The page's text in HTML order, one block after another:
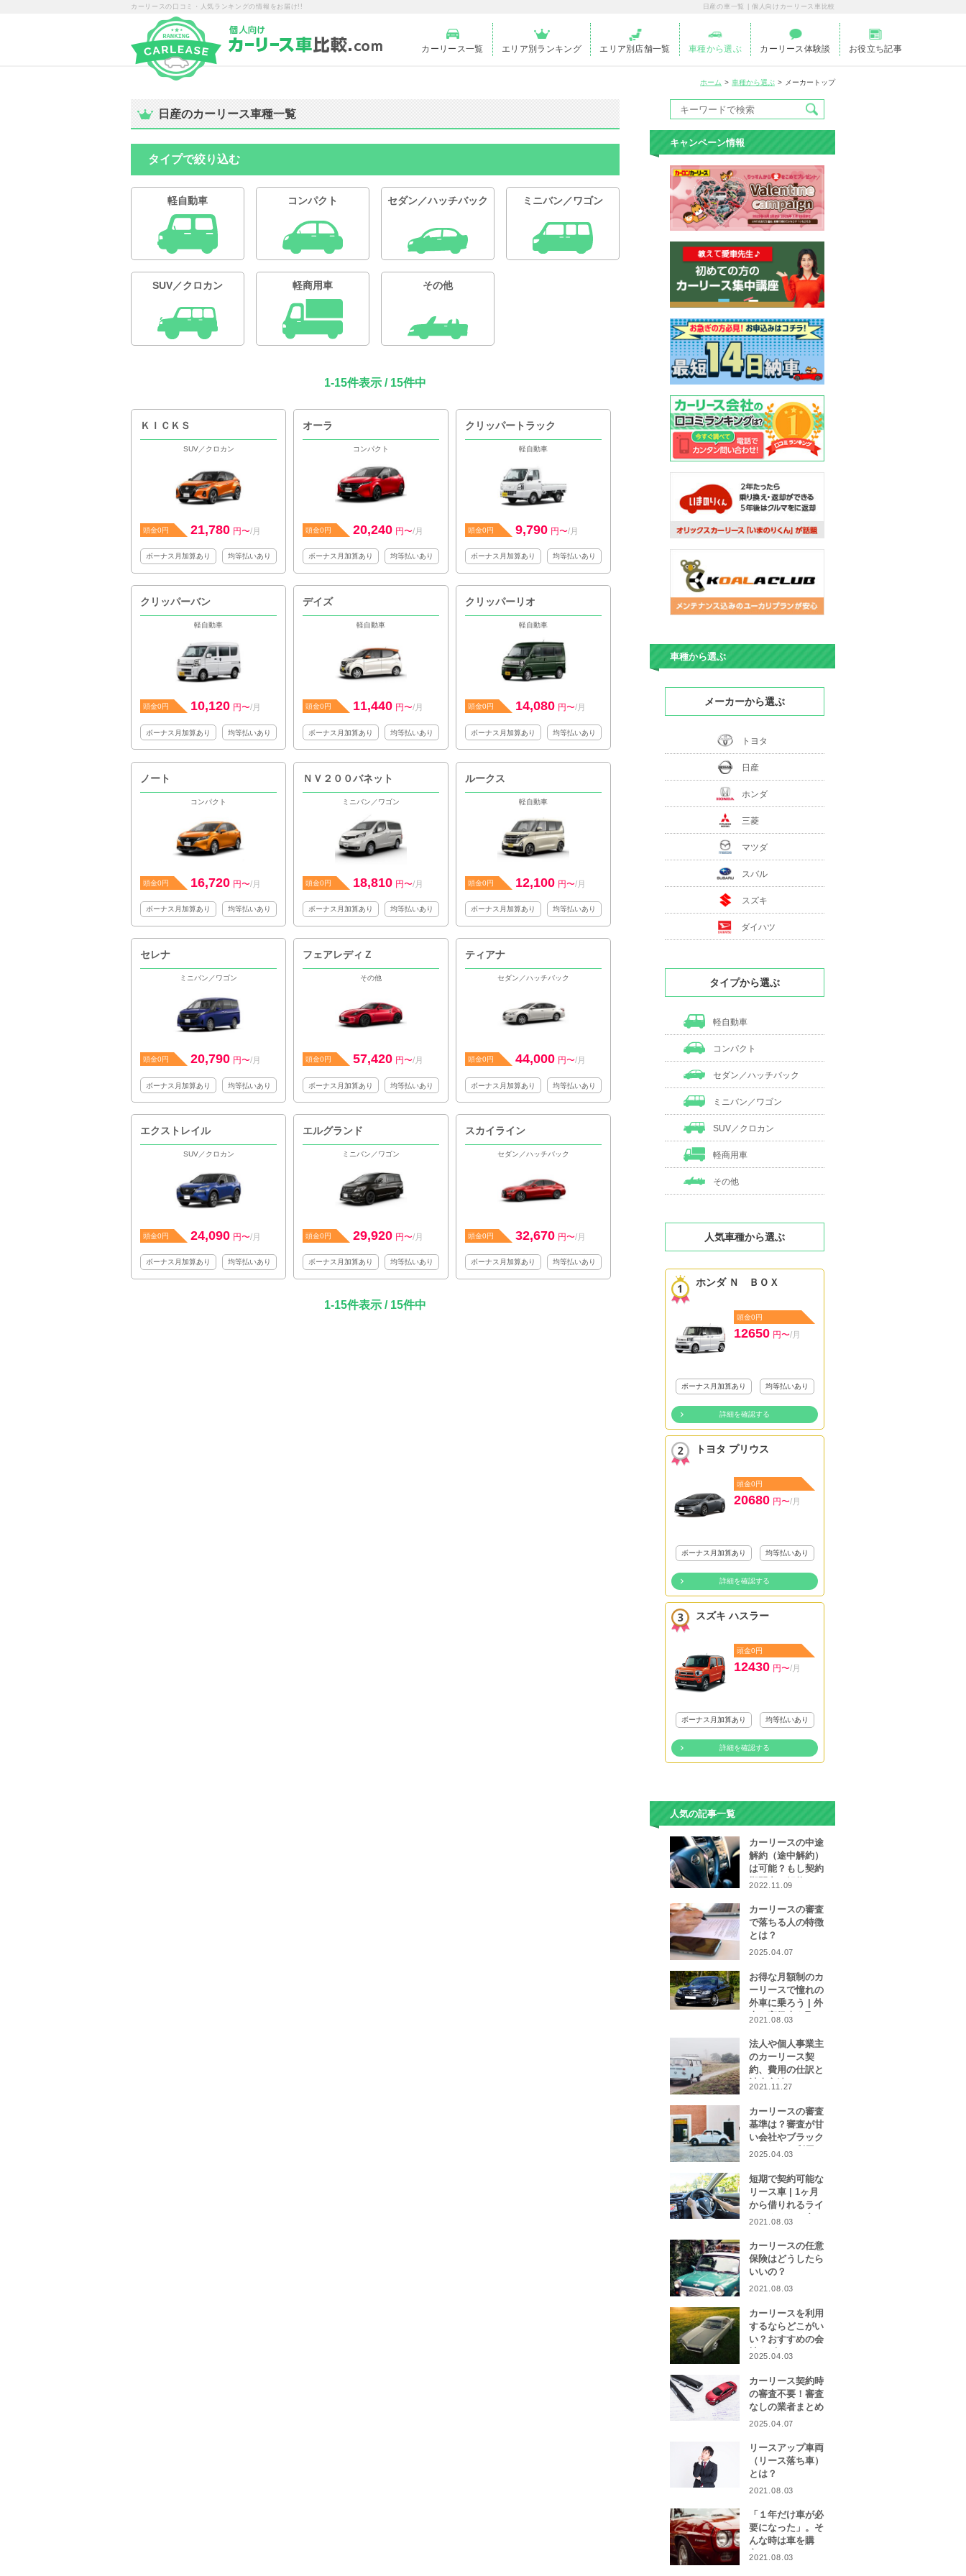
カーリースの口コミ・人気ランキングの情報をお届け!! 日産の車一覧 | 個人向けカーリース車比較
カーリース一覧 エリア別ランキング エリア別店舗一覧 車種から選ぶ カーリース体験談 お役立ち記事
ホーム 車種から選ぶ メーカートップ
日産のカーリース車種一覧
タイプで絞り込む
軽自動車 コンパクト セダン／ハッチバック ミニバン／ワゴン
SUV／クロカン 軽商用車 その他
1-15件表示 / 15件中
ＫＩＣＫＳ
SUV／クロカン
頭金0円 21,780 円〜/月
ボーナス月加算あり 均等払いあり
オーラ
コンパクト
頭金0円 20,240 円〜/月
ボーナス月加算あり 均等払いあり
クリッパートラック
軽自動車
頭金0円 9,790 円〜/月
ボーナス月加算あり 均等払いあり
クリッパーバン
軽自動車
頭金0円 10,120 円〜/月
ボーナス月加算あり 均等払いあり
デイズ
軽自動車
頭金0円 11,440 円〜/月
ボーナス月加算あり 均等払いあり
クリッパーリオ
軽自動車
頭金0円 14,080 円〜/月
ボーナス月加算あり 均等払いあり
ノート
コンパクト
頭金0円 16,720 円〜/月
ボーナス月加算あり 均等払いあり
ＮＶ２００バネット
ミニバン／ワゴン
頭金0円 18,810 円〜/月
ボーナス月加算あり 均等払いあり
ルークス
軽自動車
頭金0円 12,100 円〜/月
ボーナス月加算あり 均等払いあり
セレナ
ミニバン／ワゴン
頭金0円 20,790 円〜/月
ボーナス月加算あり 均等払いあり
フェアレディＺ
その他
頭金0円 57,420 円〜/月
ボーナス月加算あり 均等払いあり
ティアナ
セダン／ハッチバック
頭金0円 44,000 円〜/月
ボーナス月加算あり 均等払いあり
エクストレイル
SUV／クロカン
頭金0円 24,090 円〜/月
ボーナス月加算あり 均等払いあり
エルグランド
ミニバン／ワゴン
頭金0円 29,920 円〜/月
ボーナス月加算あり 均等払いあり
スカイライン
セダン／ハッチバック
頭金0円 32,670 円〜/月
ボーナス月加算あり 均等払いあり
1-15件表示 / 15件中
キャンペーン情報
車種から選ぶ
メーカーから選ぶ
トヨタ
日産
ホンダ
三菱
マツダ
スバル
スズキ
ダイハツ
タイプから選ぶ
軽自動車
コンパクト
セダン／ハッチバック
ミニバン／ワゴン
SUV／クロカン
軽商用車
その他
人気車種から選ぶ
ホンダ Ｎ ＢＯＸ
頭金0円
12650 円〜/月
ボーナス月加算あり 均等払いあり
詳細を確認する
トヨタ プリウス
頭金0円
20680 円〜/月
ボーナス月加算あり 均等払いあり
詳細を確認する
スズキ ハスラー
頭金0円
12430 円〜/月
ボーナス月加算あり 均等払いあり
詳細を確認する
人気の記事一覧
カーリースの中途
解約（途中解約）
は可能？もし契約
期間中に解約をし
なったら…
2022.11.09
カーリースの審査
で落ちる人の特徴
とは？
2025.04.07
お得な月額制のカ
ーリースで憧れの
外車に乗ろう | 外
車や高級車を取り
者をご紹介！
2021.08.03
法人や個人事業主
のカーリース契
約、費用の仕訳と
計上方法は？
2021.11.27
カーリースの審査
基準は？審査が甘
い会社やブラック
リストでも利用で
2025.04.03
短期で契約可能な
リース車 | 1ヶ月
から借りれるライ
フスタイルに合わ
集
2021.08.03
カーリースの任意
保険はどうしたら
いいの？
2021.08.03
カーリースを利用
するならどこがい
い？おすすめの会
社をピックアッ
2025.04.03
カーリース契約時
の審査不要！審査
なしの業者まとめ
2025.04.07
リースアップ車両
（リース落ち車）
とは？
2021.08.03
「１年だけ車が必
要になった」。そ
んな時は車を購
入？カーリース？
2021.08.03